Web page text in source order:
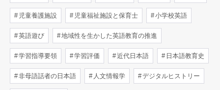
児童養護施設 児童福祉施設と保育士 小学校英語
英語遊び 地域性を生かした英語教育の推進
学習指導要領 学習評価 近代日本語 日本語教育史
非母語話者の日本語 人文情報学 デジタルヒストリー